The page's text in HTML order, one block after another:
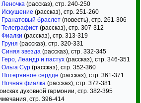
Леночка (рассказ), стр. 240-250
Искушение (рассказ), стр. 251-260
Гранатовый браслет (повесть), стр. 261-306
Телеграфист (рассказ), стр. 307-312
Фиалки (рассказ), стр. 313-319
Груня (рассказ), стр. 320-331
Синяя звезда (рассказ), стр. 332-345
Геро, Леандр и пастух (рассказ), стр. 346-351
Ольга Сур (рассказ), стр. 352-360
Потерянное сердце (рассказ), стр. 361-371
Ночная фиалка (рассказ), стр. 372-381
духовной гармонии, стр. 382-395
стр. 396-414